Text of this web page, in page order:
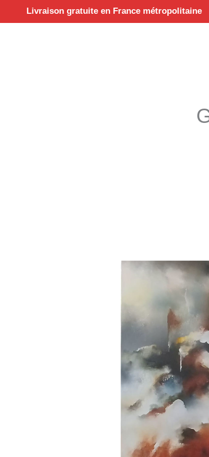
Livraison gratuite en France métropolitaine